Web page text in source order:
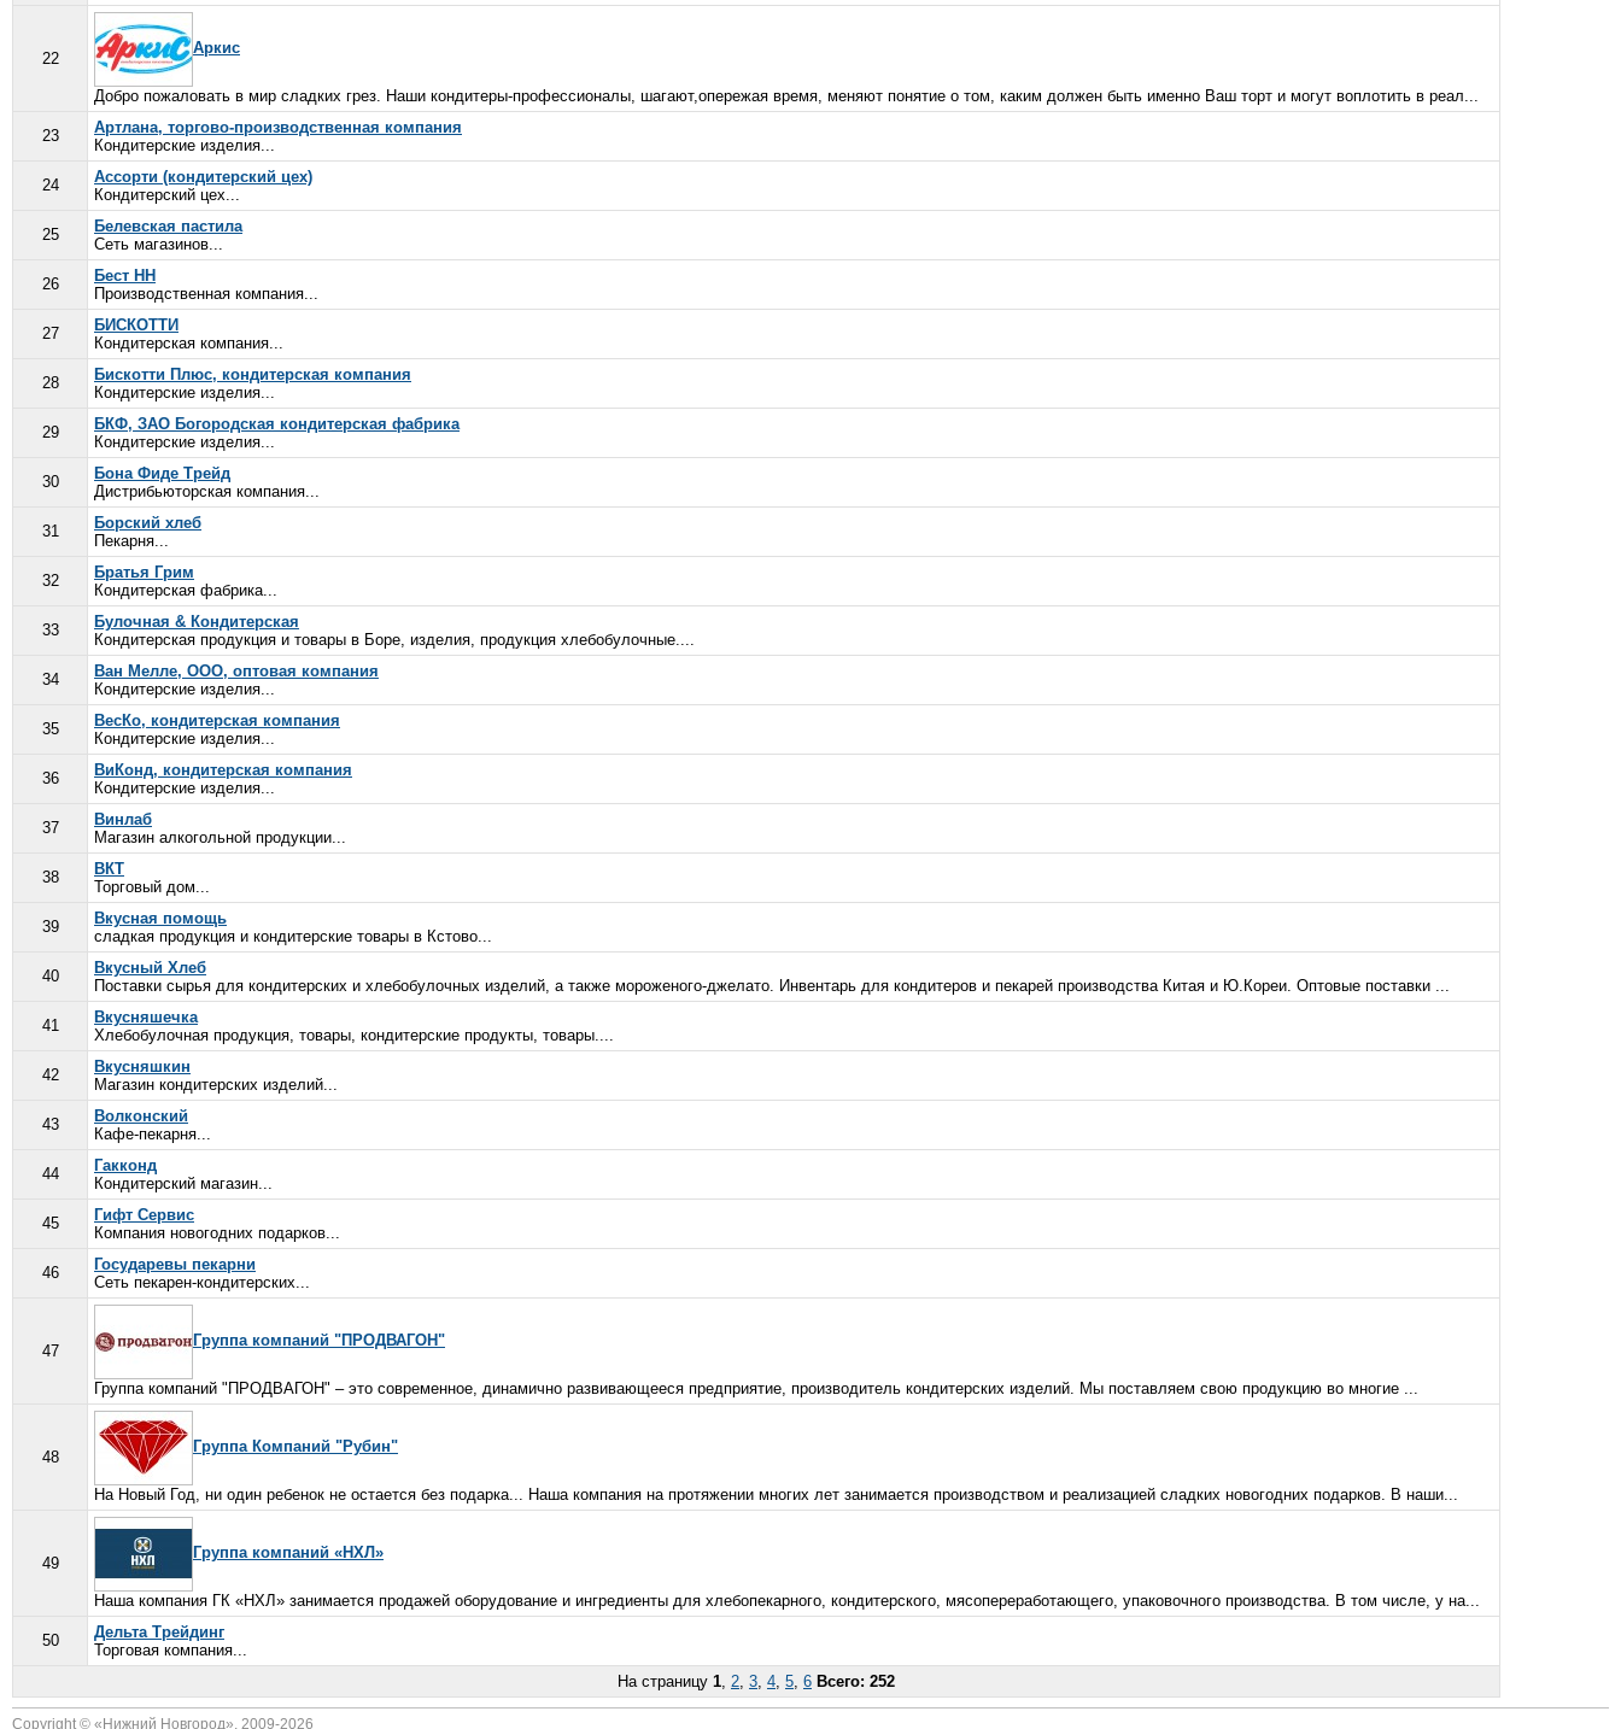
22
Аркис
Добро пожаловать в мир сладких грез. Наши кондитеры-профессионалы, шагают,опережая время, меняют понятие о том, каким должен быть именно Ваш торт и могут воплотить в реал...
23
Артлана, торгово-производственная компания
Кондитерские изделия...
24
Ассорти (кондитерский цех)
Кондитерский цех...
25
Белевская пастила
Сеть магазинов...
26
Бест НН
Производственная компания...
27
БИСКОТТИ
Кондитерская компания...
28
Бискотти Плюс, кондитерская компания
Кондитерские изделия...
29
БКФ, ЗАО Богородская кондитерская фабрика
Кондитерские изделия...
30
Бона Фиде Трейд
Дистрибьюторская компания...
31
Борский хлеб
Пекарня...
32
Братья Грим
Кондитерская фабрика...
33
Булочная & Кондитерская
Кондитерская продукция и товары в Боре, изделия, продукция хлебобулочные....
34
Ван Мелле, ООО, оптовая компания
Кондитерские изделия...
35
ВесКо, кондитерская компания
Кондитерские изделия...
36
ВиКонд, кондитерская компания
Кондитерские изделия...
37
Винлаб
Магазин алкогольной продукции...
38
ВКТ
Торговый дом...
39
Вкусная помощь
сладкая продукция и кондитерские товары в Кстово...
40
Вкусный Хлеб
Поставки сырья для кондитерских и хлебобулочных изделий, а также мороженого-джелато. Инвентарь для кондитеров и пекарей производства Китая и Ю.Кореи. Оптовые поставки ...
41
Вкусняшечка
Хлебобулочная продукция, товары, кондитерские продукты, товары....
42
Вкусняшкин
Магазин кондитерских изделий...
43
Волконский
Кафе-пекарня...
44
Гакконд
Кондитерский магазин...
45
Гифт Сервис
Компания новогодних подарков...
46
Государевы пекарни
Сеть пекарен-кондитерских...
47
Группа компаний "ПРОДВАГОН"
Группа компаний "ПРОДВАГОН" – это современное, динамично развивающееся предприятие, производитель кондитерских изделий. Мы поставляем свою продукцию во многие ...
48
Группа Компаний "Рубин"
На Новый Год, ни один ребенок не остается без подарка... Наша компания на протяжении многих лет занимается производством и реализацией сладких новогодних подарков. В наши...
49
Группа компаний «НХЛ»
Наша компания ГК «НХЛ» занимается продажей оборудование и ингредиенты для хлебопекарного, кондитерского, мясопереработающего, упаковочного производства. В том числе, у на...
50
Дельта Трейдинг
Торговая компания...
На страницу 1, 2, 3, 4, 5, 6 Всего: 252
Copyright © « Нижний Новгород», 2009-2026